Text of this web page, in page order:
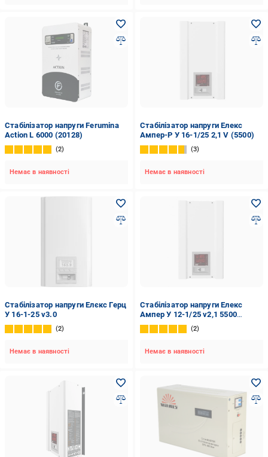
Стабілізатор напруги Ferumina
Action L 6000 (20128)
2
Немає в наявності
Стабілізатор напруги Елекc
Ампер-P У 16-1/25 2,1 V (5500)
3
Немає в наявності
Стабілізатор напруги Елєкс Герц
У 16-1-25 v3.0
2
Немає в наявності
Стабілізатор напруги Елекс
Ампер У 12-1/25 v2,1 5500
(11358509)
2
Немає в наявності